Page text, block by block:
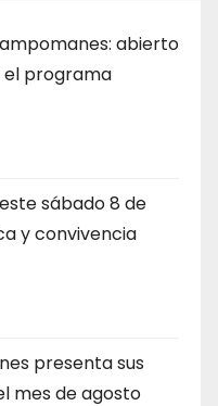
abierto
el programa
sábado 8 de
y convivencia
presenta sus
mes de agosto